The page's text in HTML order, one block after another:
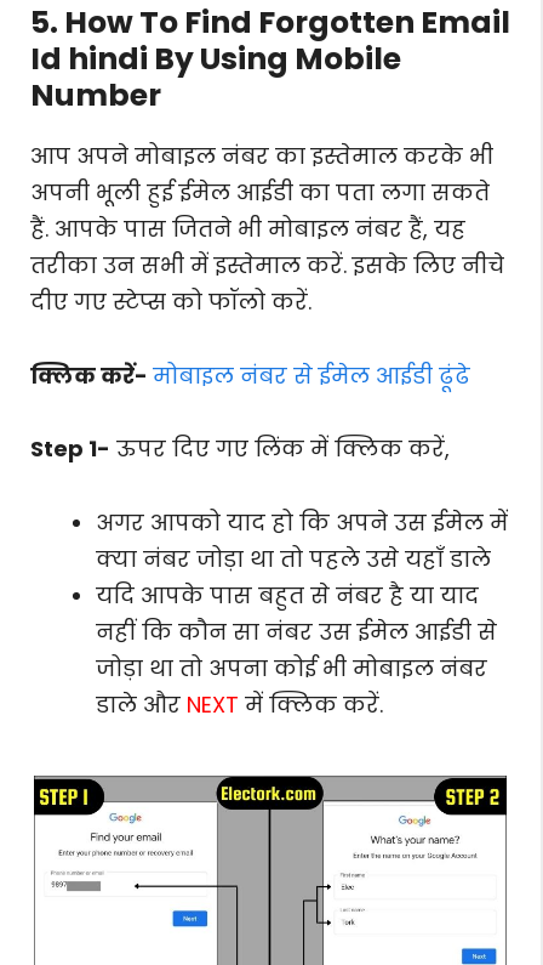
5. How To Find Forgotten Email
Id hindi By Using Mobile
Number
आप अपने मोबाइल नंबर का इस्तेमाल करके भी
अपनी भूली हुई ईमेल आईडी का पता लगा सकते
हैं. आपके पास जितने भी मोबाइल नंबर हैं, यह
तरीका उन सभी में इस्तेमाल करें. इसके लिए नीचे
दीए गए स्टेप्स को फॉलो करें.
क्लिक करें- मोबाइल नंबर से ईमेल आईडी ढूंढे
Step 1- ऊपर दिए गए लिंक में क्लिक करें,
अगर आपको याद हो कि अपने उस ईमेल में
क्या नंबर जोड़ा था तो पहले उसे यहाँ डाले
यदि आपके पास बहुत से नंबर है या याद
नहीं कि कौन सा नंबर उस ईमेल आईडी से
जोड़ा था तो अपना कोई भी मोबाइल नंबर
डाले और NEXT में क्लिक करें.